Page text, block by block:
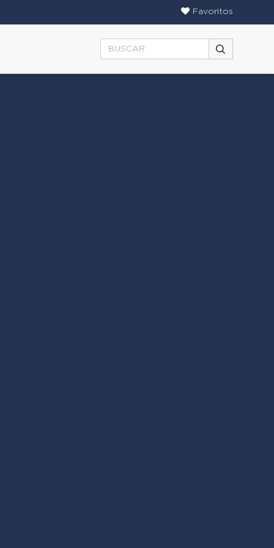
Favoritos